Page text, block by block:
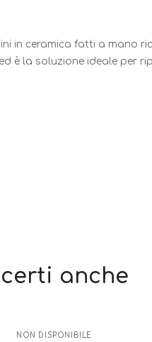
in ceramica fatti a mano
è la soluzione ideale per
anche
NON DISPONIBILE